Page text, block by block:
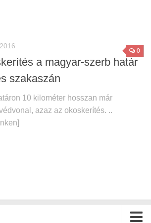
0
a magyar-szerb határ
szakaszán
10 kilométer hosszan már
azaz az okoskerítés. ..